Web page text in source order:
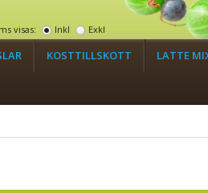
visas: Inkl Exkl
KOSTTILLSKOTT LATTE